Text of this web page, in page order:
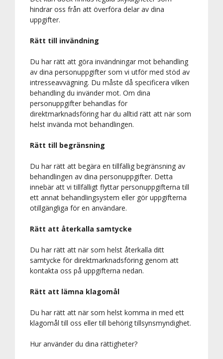
hindrar oss från att överföra delar av dina
uppgifter.
Rätt till invändning
Du har rätt att göra invändningar mot behandling
av dina personuppgifter som vi utför med stöd av
intresseavvägning. Du måste då specificera vilken
behandling du invänder mot. Om dina
personuppgifter behandlas för
direktmarknadsföring har du alltid rätt att när som
helst invända mot behandlingen.
Rätt till begränsning
Du har rätt att begära en tillfällig begränsning av
behandlingen av dina personuppgifter. Detta
innebär att vi tillfälligt flyttar personuppgifterna till
ett annat behandlingsystem eller gör uppgifterna
otillgängliga för en användare.
Rätt att återkalla samtycke
Du har rätt att när som helst återkalla ditt
samtycke för direktmarknadsföring genom att
kontakta oss på uppgifterna nedan.
Rätt att lämna klagomål
Du har rätt att när som helst komma in med ett
klagomål till oss eller till behörig tillsynsmyndighet.
Hur använder du dina rättigheter?